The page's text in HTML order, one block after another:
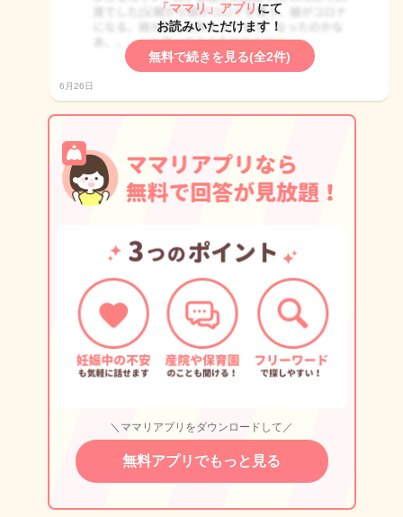
「ママリ」アプリ にて
お読みいただけます！
無料で続きを見る(全2件)
6月26日
＼ママリアプリをダウンロードして／
無料アプリでもっと見る